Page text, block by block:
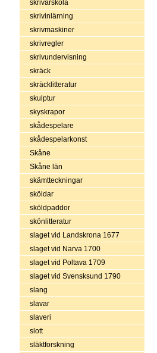
skrivarskola
skrivinlärning
skrivmaskiner
skrivregler
skrivundervisning
skräck
skräcklitteratur
skulptur
skyskrapor
skådespelare
skådespelarkonst
Skåne
Skåne län
skämtteckningar
sköldar
sköldpaddor
skönlitteratur
slaget vid Landskrona 1677
slaget vid Narva 1700
slaget vid Poltava 1709
slaget vid Svensksund 1790
slang
slavar
slaveri
slott
släktforskning